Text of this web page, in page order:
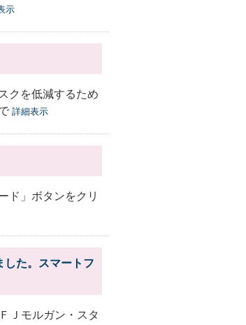
示
クを低減するため
詳細表示
ド」ボタンをクリ
した。スマートフ
Ｊモルガン・スタ